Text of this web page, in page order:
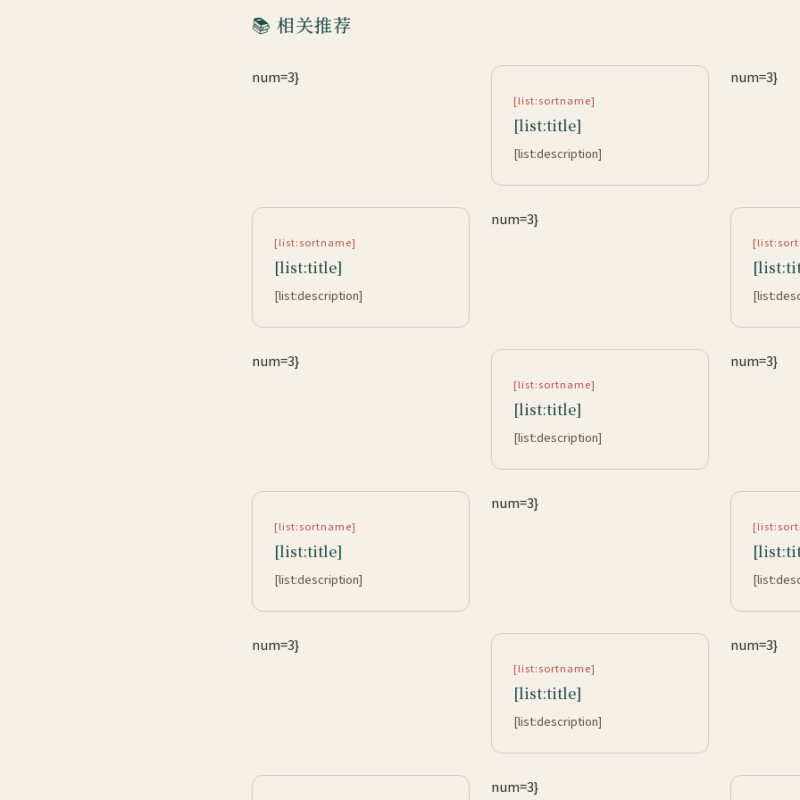
📚 相关推荐
num=3}
[list:sortname]
[list:title]
[list:description]
num=3}
[list:sortname]
[list:title]
[list:description]
num=3}
num=3}
[list:sortname]
[list:title]
[list:description]
num=3}
[list:sortname]
[list:title]
[list:description]
num=3}
num=3}
[list:sortname]
[list:title]
[list:description]
num=3}
num=3}